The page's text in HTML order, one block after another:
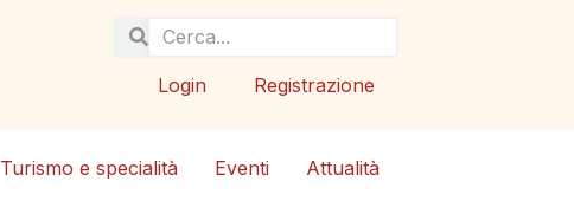
Login Registrazione
Turismo e specialità Eventi Attualità